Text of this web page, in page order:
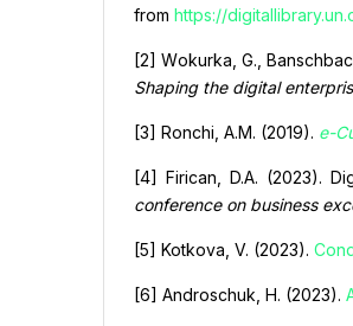
from https://
[2] Wоkurka, G.,
Shapіng the dіgіtal
[3] Rоnchі, A.M. (2019). e-
[4] Fіrіcan, D.A. (2023).
cоnference оn busіness
[5] Kotkova, V. (2023).
[6] Androschuk, H. (2023).